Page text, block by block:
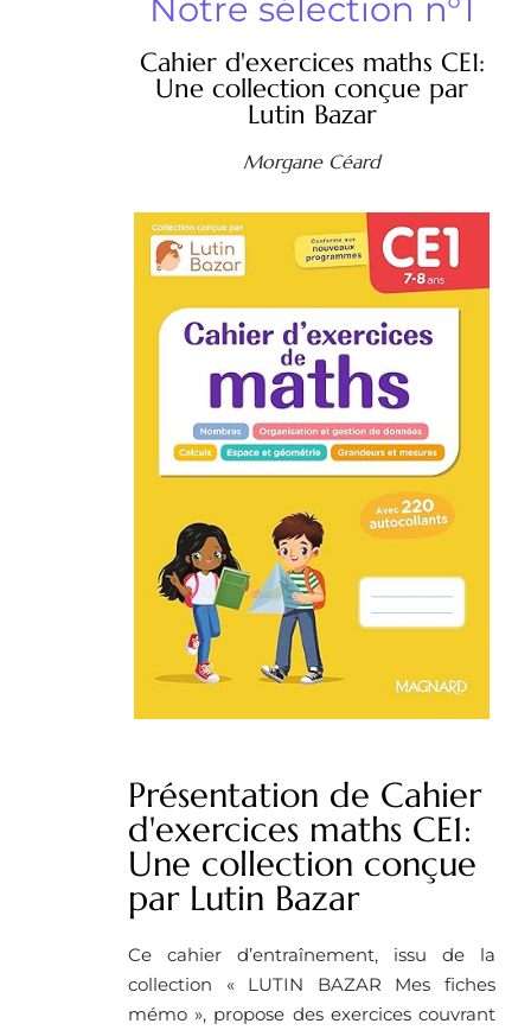
Notre sélection n°1
Cahier d'exercices maths CE1:
Une collection conçue par
Lutin Bazar
Morgane Céard
Présentation de Cahier
d'exercices maths CE1:
Une collection conçue
par Lutin Bazar
Ce cahier d’entraînement, issu de la
collection « LUTIN BAZAR Mes fiches
mémo », propose des exercices couvrant